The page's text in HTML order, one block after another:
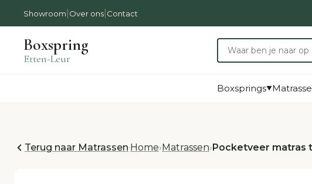
Showroom Over ons Contact
Boxspring
Etten-Leur
Boxsprings▼
Terug naar Matrassen·Home›Matrassen›Pocketveer matras